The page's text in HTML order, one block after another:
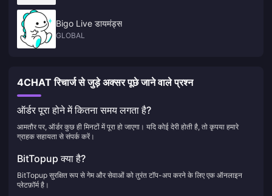
Bigo Live डायमंड्स
GLOBAL
4CHAT रिचार्ज से जुड़े अक्सर पूछे जाने वाले प्रश्न
ऑर्डर पूरा होने में कितना समय लगता है?
आमतौर पर, ऑर्डर कुछ ही मिनटों में पूरा हो जाएगा। यदि कोई देरी होती है, तो कृपया हमारे
ग्राहक सहायता से संपर्क करें।
BitTopup क्या है?
BitTopup सुरक्षित रूप से गेम और सेवाओं को तुरंत टॉप-अप करने के लिए एक ऑनलाइन
प्लेटफ़ॉर्म है।